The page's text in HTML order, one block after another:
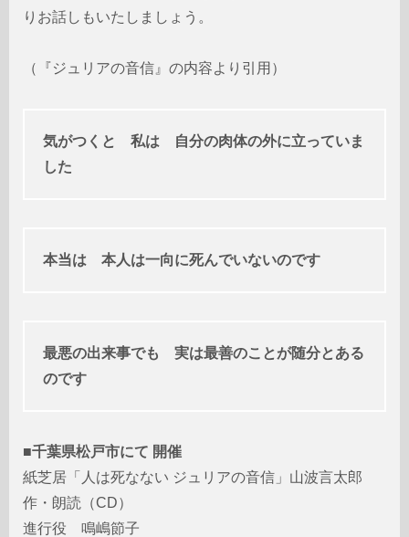
りお話しもいたしましょう。
（『ジュリアの音信』の内容より引用）
気がつくと 私は 自分の肉体の外に立っていま
した
本当は 本人は一向に死んでいないのです
最悪の出来事でも 実は最善のことが随分とある
のです
■千葉県松戸市にて 開催
紙芝居「人は死なない ジュリアの音信」山波言太郎
作・朗読（CD）
進行役 鳴嶋節子